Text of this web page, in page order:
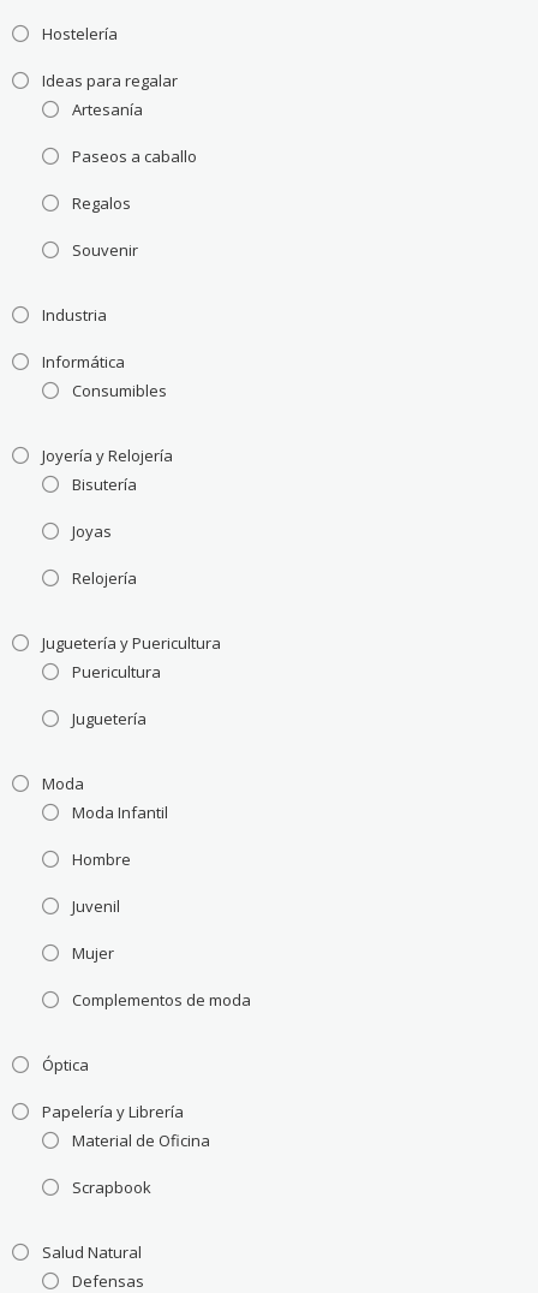
Hostelería
Ideas para regalar
Artesanía
Paseos a caballo
Regalos
Souvenir
Industria
Informática
Consumibles
Joyería y Relojería
Bisutería
Joyas
Relojería
Juguetería y Puericultura
Puericultura
Juguetería
Moda
Moda Infantil
Hombre
Juvenil
Mujer
Complementos de moda
Óptica
Papelería y Librería
Material de Oficina
Scrapbook
Salud Natural
Defensas